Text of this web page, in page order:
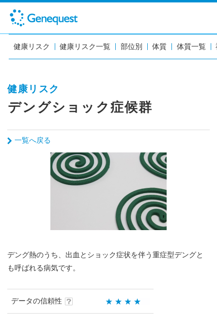
健康リスク 健康リスク一覧 部位別 体質 体質一覧
健康リスク
デングショック症候群
一覧へ戻る
デング熱のうち、出血とショック症状を伴う重症型デングと
も呼ばれる病気です。
データの信頼性